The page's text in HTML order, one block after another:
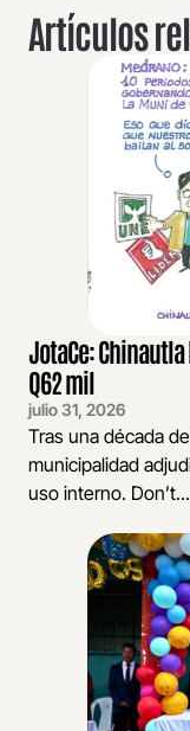
Artículos
JotaCe:
Q62 mil
julio 31, 2026
Tras una década
municipalidad
uso interno. Don’t...